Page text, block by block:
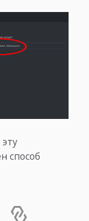
способ